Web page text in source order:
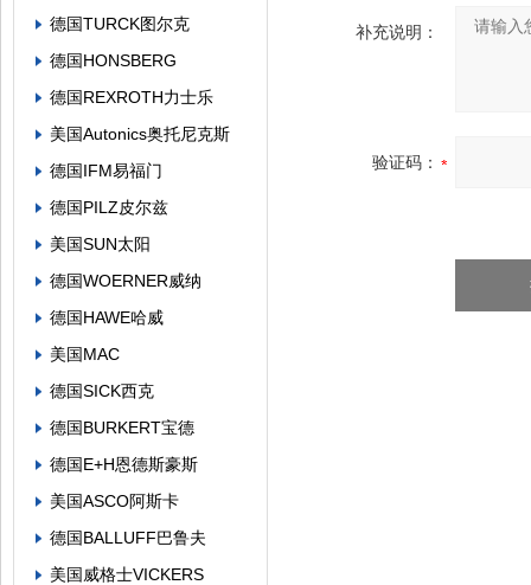
德国TURCK图尔克
德国HONSBERG
德国REXROTH力士乐
美国Autonics奥托尼克斯
德国IFM易福门
德国PILZ皮尔兹
美国SUN太阳
德国WOERNER威纳
德国HAWE哈威
美国MAC
德国SICK西克
德国BURKERT宝德
德国E+H恩德斯豪斯
美国ASCO阿斯卡
德国BALLUFF巴鲁夫
美国威格士VICKERS
补充说明：
验证码：